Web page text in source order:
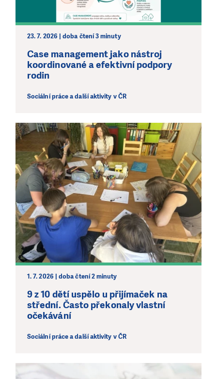
23. 7. 2026 | doba čtení 3 minuty
Case management jako nástroj
koordinované a efektivní podpory
rodin
Sociální práce a další aktivity v ČR
1. 7. 2026 | doba čtení 2 minuty
9 z 10 dětí uspělo u přijímaček na
střední. Často překonaly vlastní
očekávání
Sociální práce a další aktivity v ČR
LÍBÍ SE VÁM, CO DĚLÁME?
Abychom mohli pomáhat smysluplně, neobejdeme se
Klubu přátel, Vaše dary nám umožní pomoci vždy tam,
kde je to nejvíce potřeba.
DAROVAT DAROVAT PRAVIDELNĚ